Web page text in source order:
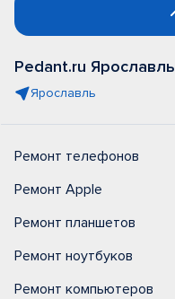
Pedant.ru Ярославль
Ярославль
Ремонт телефонов
Ремонт Apple
Ремонт планшетов
Ремонт ноутбуков
Ремонт компьютеров